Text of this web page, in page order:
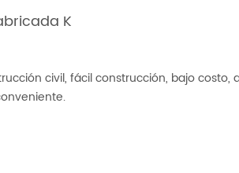
K
civil, fácil construcción, bajo costo,